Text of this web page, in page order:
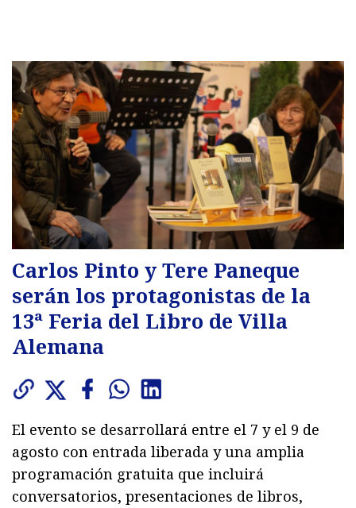
Carlos Pinto y Tere Paneque
serán los protagonistas de la
13ª Feria del Libro de Villa
Alemana
El evento se desarrollará entre el 7 y el 9 de
agosto con entrada liberada y una amplia
programación gratuita que incluirá
conversatorios, presentaciones de libros,